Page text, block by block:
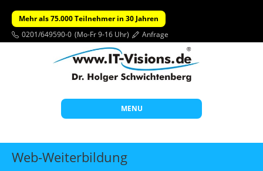
Mehr als 75.000 Teilnehmer in 30 Jahren
0201/649590-0 (Mo-Fr 9-16 Uhr) Anfrage
MENU
Start
Themen
Web-Weiterbildung